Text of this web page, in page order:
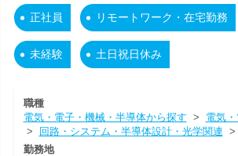
正社員 リモートワーク・在宅勤務
未経験 土日祝日休み
職種
電気・電子・機械・半導体から探す > 電気
>
回路・システム・半導体設計・光学関連 >
勤務地